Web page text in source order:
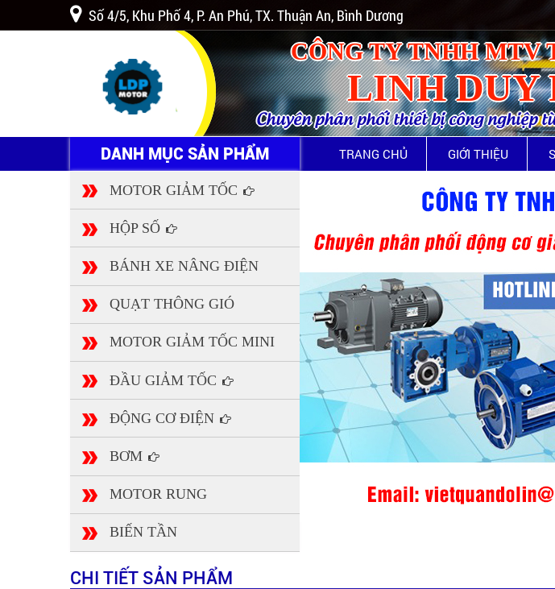
Số 4/5, Khu Phố 4, P. An Phú, TX. Thuận An, Bình Dương
CÔNG TY TNHH MTV
LINH DUY
Chuyên phân phối thiết bị công nghiệp
DANH MỤC SẢN PHẨM TRANG CHỦ GIỚI THIỆU
MOTOR GIẢM TỐC
HỘP SỐ
BÁNH XE NÂNG ĐIỆN
QUẠT THÔNG GIÓ
MOTOR GIẢM TỐC MINI
ĐẦU GIẢM TỐC
ĐỘNG CƠ ĐIỆN
BƠM
MOTOR RUNG
BIẾN TẦN
CHI TIẾT SẢN PHẨM